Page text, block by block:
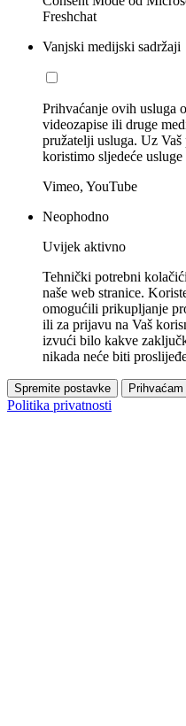
Freshchat
Vanjski medijski sadržaji
Prihvaćanje ovih usluga
videozapise ili druge
pružatelji usluga. Uz
koristimo sljedeće usluge
Vimeo, YouTube
Neophodno
Uvijek aktivno
Tehnički potrebni
naše web stranice.
omogućili prikupljanje
ili za prijavu na Vaš
izvući bilo kakve
nikada neće biti
Spremite postavke Prihvaćam
Politika privatnosti